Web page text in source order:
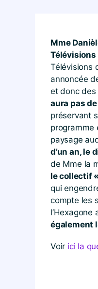
Mme
Télévisions
Télévisions
annoncée
et donc des
aura pas
préservant
programme
paysage
d’un an, le
de Mme la
le collectif
qui
compte les
l’Hexagone
également
Voir ici la